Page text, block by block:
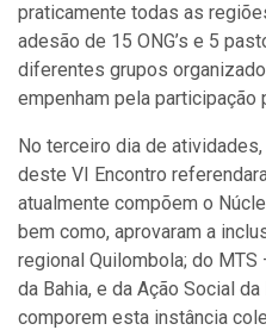
praticamente todas as
adesão de 15 ONG’s e 5
diferentes grupos
empenham pela
No terceiro dia de
deste VI Encontro
atualmente compõem o
bem como, aprovaram a
regional Quilombola; do
da Bahia, e da Ação Social
comporem esta instância